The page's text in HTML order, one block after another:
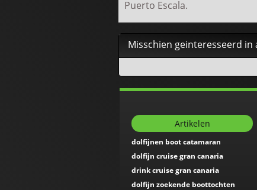
Puerto Escala.
Misschien geinteresseerd
Artikelen
dolfijnen boot catamaran
dolfijn cruise gran canaria
drink cruise gran canaria
dolfijn zoekende boottochten